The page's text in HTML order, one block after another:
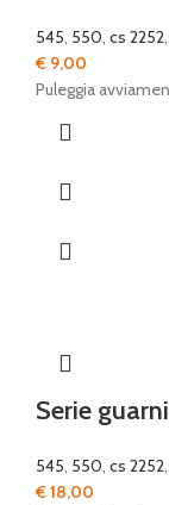
545, 550, cs 2252,
€ 9,00
Puleggia
Serie
545, 550, cs 2252,
€18,00